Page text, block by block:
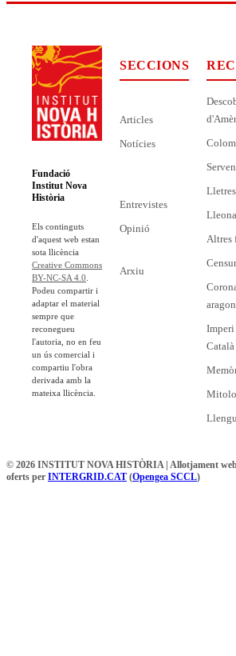
Fundació
Institut Nova
Història
Els continguts
d'aquest web estan
sota llicència
Creative Commons
BY-NC-SA 4.0
Podeu compartir i
adaptar el material
sempre que
reconegueu
l'autoria, no en feu
un ús comercial i
compartiu l'obra
derivada amb la
mateixa llicència.
SECCIONS
Articles
Notícies
Entrevistes
Opinió
Arxiu
Colom
Altres
Català
© 2026 INSTITUT NOVA HISTÒRIA | Allotjament
oferts per INTERGRID.CAT (Opengea SCCL)